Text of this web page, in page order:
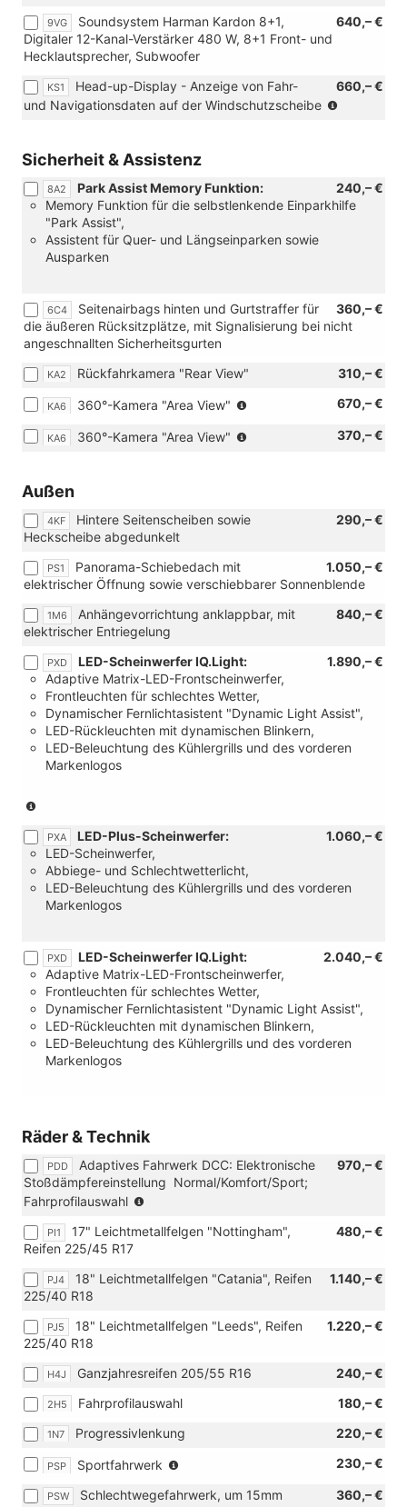
Pro")
Verbinding
mit:
[W50]
"Komfort")
9VG 640,– €
Soundsystem Harman Kardon 8+1,
Digitaler 12-Kanal-Verstärker 480 W, 8+1 Front- und
Hecklautsprecher, Subwoofer
KS1 660,– €
Head-up-Display - Anzeige von Fahr-
und Navigationsdaten auf der Windschutzscheibe
Radio
Sicherheit & Assistenz
8A2 240,– €
Park Assist Memory Funktion:
Memory Funktion für die selbstlenkende Einparkhilfe
"Park Assist",
Assistent für Quer- und Längseinparken sowie
Ausparken
6C4 360,– €
Seitenairbags hinten und Gurtstraffer für
die äußeren Rücksitzplätze, mit Signalisierung bei nicht
angeschnallten Sicherheitsgurten
KA2 310,– €
Rückfahrkamera "Rear View"
KA6 670,– €
360°-Kamera "Area View"
oder
Navigationssystem
Discover)
KA6 370,– €
360°-Kamera "Area View"
Radio
Navigationssystem
Discover
und
Angebotspaket
"Komfort")
Außen
4KF 290,– €
Hintere Seitenscheiben sowie
Heckscheibe abgedunkelt
PS1 1.050,– €
Panorama-Schiebedach mit
elektrischer Öffnung sowie verschiebbarer Sonnenblende
1M6 840,– €
Anhängevorrichtung anklappbar, mit
elektrischer Entriegelung
PXD 1.890,– €
LED-Scheinwerfer IQ.Light:
Adaptive Matrix-LED-Frontscheinwerfer,
Frontleuchten für schlechtes Wetter,
Dynamischer Fernlichtasistent "Dynamic Light Assist",
LED-Rückleuchten mit dynamischen Blinkern,
LED-Beleuchtung des Kühlergrills und des vorderen
Markenlogos
Verbindung
mit:
[W50]
Angebotspaket
"Komfort")
PXA 1.060,– €
LED-Plus-Scheinwerfer:
LED-Scheinwerfer,
Abbiege- und Schlechtwetterlicht,
LED-Beleuchtung des Kühlergrills und des vorderen
Markenlogos
PXD 2.040,– €
LED-Scheinwerfer IQ.Light:
Adaptive Matrix-LED-Frontscheinwerfer,
Frontleuchten für schlechtes Wetter,
Dynamischer Fernlichtasistent "Dynamic Light Assist",
LED-Rückleuchten mit dynamischen Blinkern,
LED-Beleuchtung des Kühlergrills und des vorderen
Markenlogos
Räder & Technik
PDD 970,– €
Adaptives Fahrwerk DCC: Elektronische
Stoßdämpfereinstellung  Normal/Komfort/Sport;
Fahrprofilauswahl
Verbindung
KW
oder
oder
PI1 480,– €
17" Leichtmetallfelgen "Nottingham",
Reifen 225/45 R17
PJ4 1.140,– €
18" Leichtmetallfelgen "Catania", Reifen
225/40 R18
PJ5 1.220,– €
18" Leichtmetallfelgen "Leeds", Reifen
225/40 R18
H4J 240,– €
Ganzjahresreifen 205/55 R16
2H5 180,– €
Fahrprofilauswahl
1N7 220,– €
Progressivlenkung
PSP 230,– €
Sportfahrwerk
2.0
PSW 360,– €
Schlechtwegefahrwerk, um 15mm